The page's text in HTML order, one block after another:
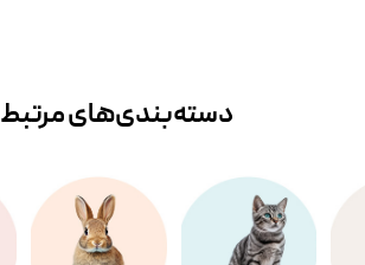
دسته‌بندی‌‌های مرتبط